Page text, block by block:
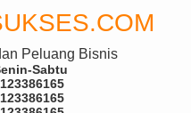
Peluang Bisnis
Sabtu